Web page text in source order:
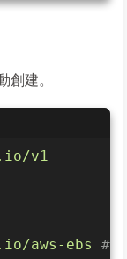
建。
v1
aws-ebs
#